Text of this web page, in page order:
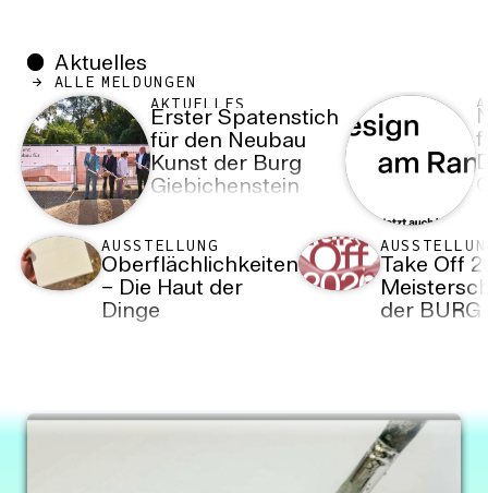
Aktuelles
ALLE MELDUNGEN
AKTUELLES
Erster Spatenstich
für den Neubau
Kunst der Burg
Giebichenstein
AUSSTELLUNG
Oberflächlichkeiten
– Die Haut der
Dinge
Take Off
der BURG